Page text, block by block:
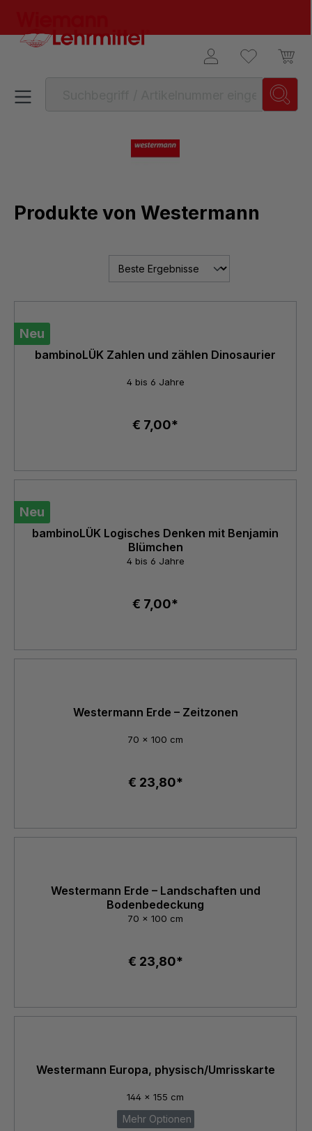
Produkte von Westermann
Neu
bambinoLÜK Zahlen und zählen Dinosaurier
4 bis 6 Jahre
€ 7,00*
Neu
bambinoLÜK Logisches Denken mit Benjamin
Blümchen
4 bis 6 Jahre
€ 7,00*
Westermann Erde – Zeitzonen
70 x 100 cm
€ 23,80*
Westermann Erde – Landschaften und
Bodenbedeckung
70 x 100 cm
€ 23,80*
Westermann Europa, physisch/Umrisskarte
144 x 155 cm
Mehr Optionen